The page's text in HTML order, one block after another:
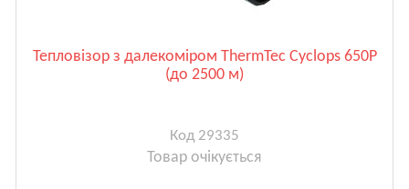
Тепловізор з далекоміром ThermTec Cyclops 650P
(до 2500 м)
Код 29335
Товар очікується